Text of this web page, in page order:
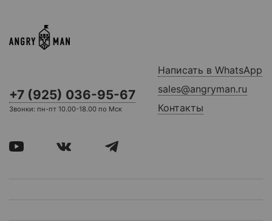
+7 (925) 036-95-67
Звонки: пн-пт 10.00-18.00 по Мск
Написать в WhatsApp
sales@angryman.ru
Контакты